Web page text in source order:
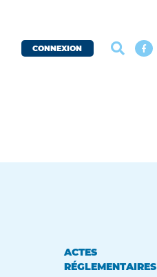
CONNEXION
ACTES
RÉGLEMENTAIRES